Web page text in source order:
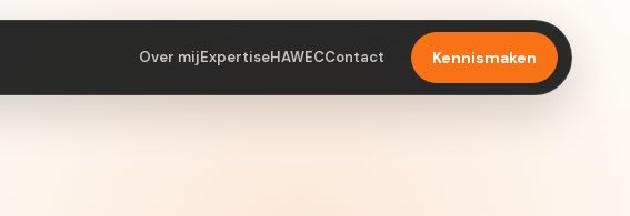
Over mijExpertiseHAWECContact Kennismaken